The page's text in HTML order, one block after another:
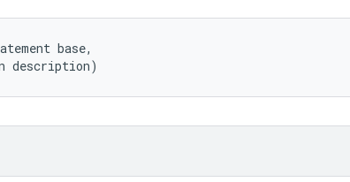
base,
description)